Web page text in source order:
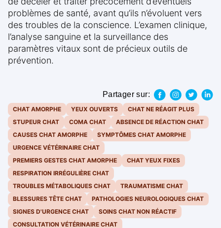
problèmes de santé, avant qu’ils n’évoluent vers
des troubles de la conscience. L’examen clinique,
l’analyse sanguine et la surveillance des
paramètres vitaux sont de précieux outils de
prévention.
Partager sur:
CHAT AMORPHE YEUX OUVERTS
CHAT NE RÉAGIT PLUS
STUPEUR CHAT
COMA CHAT
ABSENCE DE RÉACTION CHAT
CAUSES CHAT AMORPHE
SYMPTÔMES CHAT AMORPHE
URGENCE VÉTÉRINAIRE CHAT
PREMIERS GESTES CHAT AMORPHE
CHAT YEUX FIXES
RESPIRATION IRRÉGULIÈRE CHAT
TROUBLES MÉTABOLIQUES CHAT
TRAUMATISME CHAT
BLESSURES TÊTE CHAT
PATHOLOGIES NEUROLOGIQUES CHAT
SIGNES D'URGENCE CHAT
SOINS CHAT NON RÉACTIF
CONSULTATION VÉTÉRINAIRE CHAT